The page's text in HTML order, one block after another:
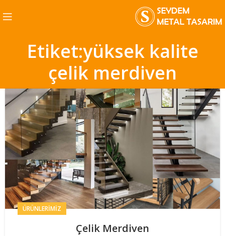
Etiket:yüksek kalite
çelik merdiven
ÜRÜNLERIMIZ
Çelik Merdiven